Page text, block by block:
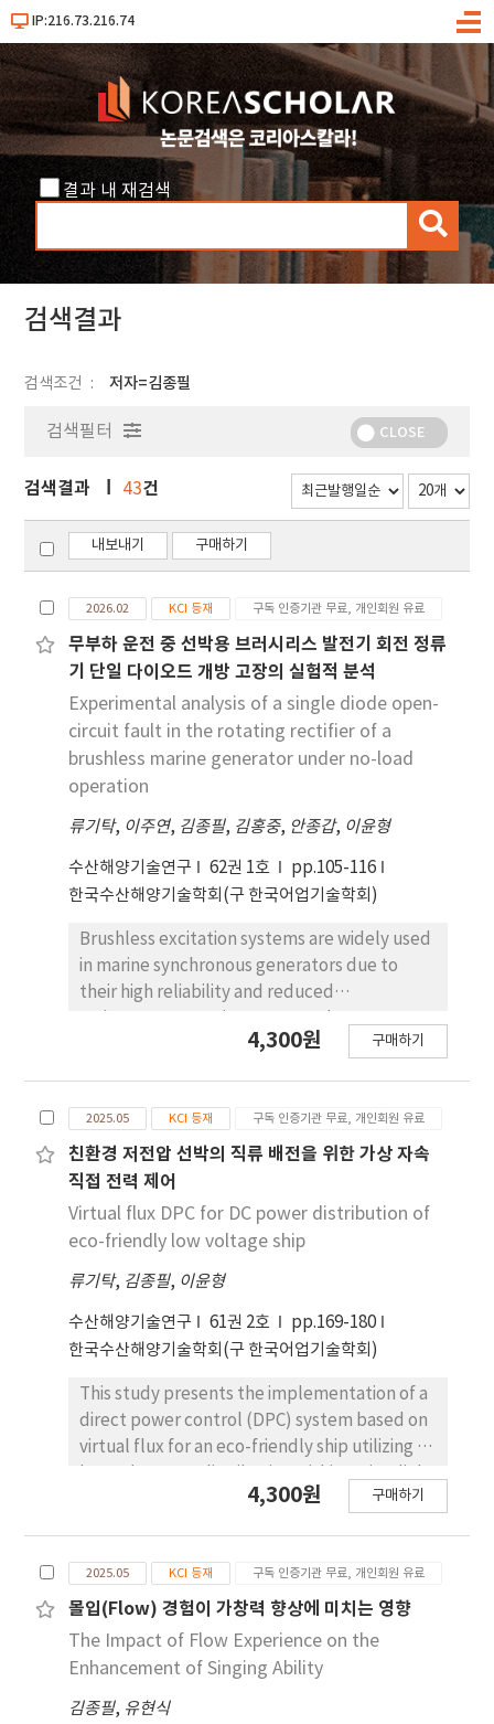
IP:216.73.216.74
메
결과 내 재검색
검
색
검색결과
검색조건 저자=김종필
검색필터 CLOSE
검색결과 43건
내보내기 구매하기
2026.02 KCI 등재 구독 인증기관 무료, 개인회원 유료
무부하 운전 중 선박용 브러시리스 발전기 회전 정류
기 단일 다이오드 개방 고장의 실험적 분석
Experimental analysis of a single diode open-
circuit fault in the rotating rectifier of a
brushless marine generator under no-load
operation
류기탁, 이주연, 김종필, 김홍중, 안종갑, 이윤형
수산해양기술연구 62권 1호
pp.105-116
한국수산해양기술학회(구 한국어업기술학회)
Brushless excitation systems are widely used
in marine synchronous generators due to
their high reliability and reduced
systems, the rotating rectifier converts the
faults in the rotating rectifier, particularly a
single diode open-circuit fault, can degrade
excitation performance without immediately
triggering protective devices, making early
detection difficult. This paper
experimentally investigates the effects of a
single rotating rectifier diode open-circuit
fault on the excitation system and voltage
formation of a brushless synchronous
generator under no-load operating
conditions. The no-load condition minimizes
the influence of armature reaction and load
current, allowing fault-induced excitation
behavior to be clearly isolated. A brushless
excitation system was implemented using
was intentionally introduced in the rotating
rectifier. Excitation-related electrical
quantities related to the excitation system,
including DC excitation current and voltage,
exciter armature currents, and generator
terminal voltage, were measured and
4,300원 구매하기
2025.05 KCI 등재 구독 인증기관 무료, 개인회원 유료
친환경 저전압 선박의 직류 배전을 위한 가상 자속
직접 전력 제어
Virtual flux DPC for DC power distribution of
eco-friendly low voltage ship
류기탁, 김종필, 이윤형
수산해양기술연구 61권 2호
pp.169-180
한국수산해양기술학회(구 한국어업기술학회)
This study presents the implementation of a
direct power control (DPC) system based on
virtual flux for an eco-friendly ship utilizing a
environment. The proposed system
electrical load of the generator is classified
into three levels (low, medium, and high) and
subjected to ±10% variations. Under these
conditions, the characteristics of the DC bus
and reactive power as well as the voltage and
4,300원 구매하기
2025.05 KCI 등재 구독 인증기관 무료, 개인회원 유료
몰입(Flow) 경험이 가창력 향상에 미치는 영향
The Impact of Flow Experience on the
Enhancement of Singing Ability
김종필, 유현식